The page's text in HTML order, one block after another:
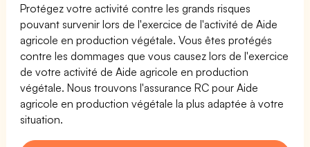
Protégez votre activité contre les grands risques
pouvant survenir lors de l'exercice de l'activité de Aide
agricole en production végétale. Vous êtes protégés
contre les dommages que vous causez lors de l'exercice
de votre activité de Aide agricole en production
végétale. Nous trouvons l'assurance RC pour Aide
agricole en production végétale la plus adaptée à votre
situation.